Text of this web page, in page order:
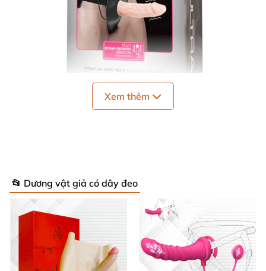
thật
cho bạn tình trong mỗi lần quan hệ.
Giới Thiệu Sản Phẩm – Baile Ultra Strap
On Multi Vibration
Xem thêm
📂 Dương vật giả có dây đeo